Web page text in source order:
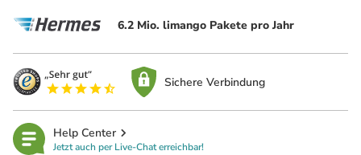
6.2 Mio. limango Pakete pro Jahr
Sichere Verbindung
Help Center
Jetzt auch per Live-Chat erreichbar!